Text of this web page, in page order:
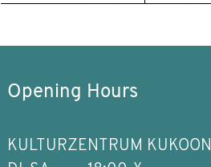
Opening Hours
KULTURZENTRUM KUKOON